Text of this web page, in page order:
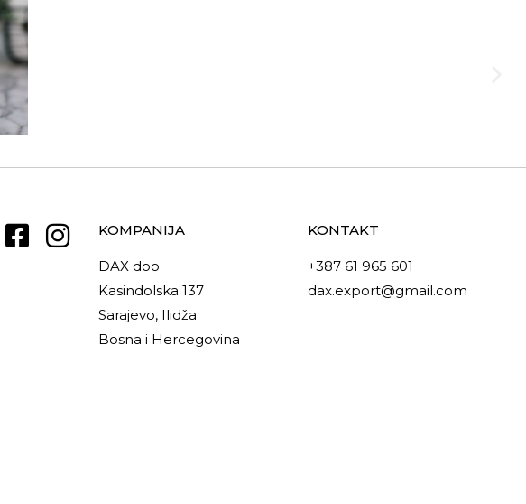
KOMPANIJA
DAX doo
Kasindolska 137
Sarajevo, Ilidža
Bosna i Hercegovina
KONTAKT
+387 61 965 601
dax.export@gmail.com